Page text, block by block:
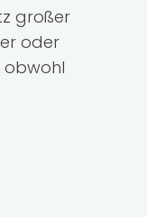
großer
oder
obwohl